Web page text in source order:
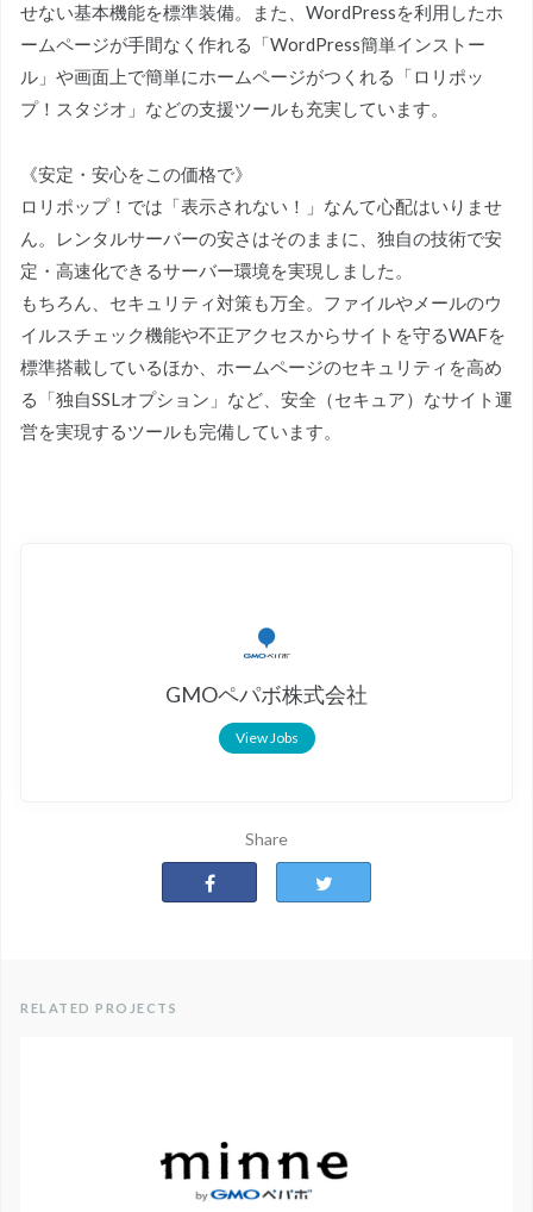
せない基本機能を標準装備。また、WordPressを利用したホ
ームページが手間なく作れる「WordPress簡単インストー
ル」や画面上で簡単にホームページがつくれる「ロリポッ
プ！スタジオ」などの支援ツールも充実しています。
《安定・安心をこの価格で》
ロリポップ！では「表示されない！」なんて心配はいりませ
ん。レンタルサーバーの安さはそのままに、独自の技術で安
定・高速化できるサーバー環境を実現しました。
もちろん、セキュリティ対策も万全。ファイルやメールのウ
イルスチェック機能や不正アクセスからサイトを守るWAFを
標準搭載しているほか、ホームページのセキュリティを高め
る「独自SSLオプション」など、安全（セキュア）なサイト運
営を実現するツールも完備しています。
GMOペパボ株式会社
View Jobs
Share
RELATED PROJECTS